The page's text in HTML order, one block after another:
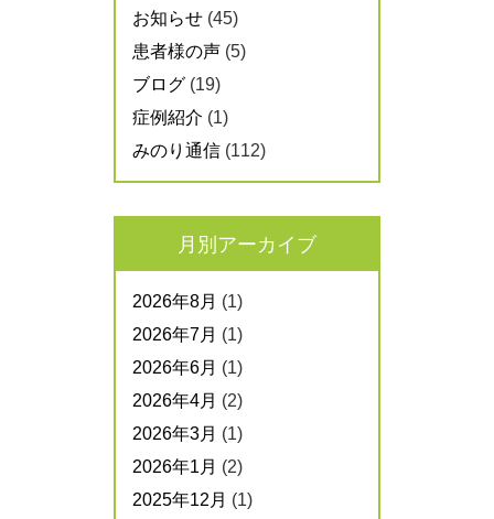
お知らせ (45)
患者様の声 (5)
ブログ (19)
症例紹介 (1)
みのり通信 (112)
月別アーカイブ
2026年8月 (1)
2026年7月 (1)
2026年6月 (1)
2026年4月 (2)
2026年3月 (1)
2026年1月 (2)
2025年12月 (1)